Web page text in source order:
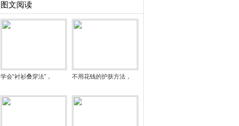
图文阅读
学会“衬衫叠穿法”， 不用花钱的护肤方法，